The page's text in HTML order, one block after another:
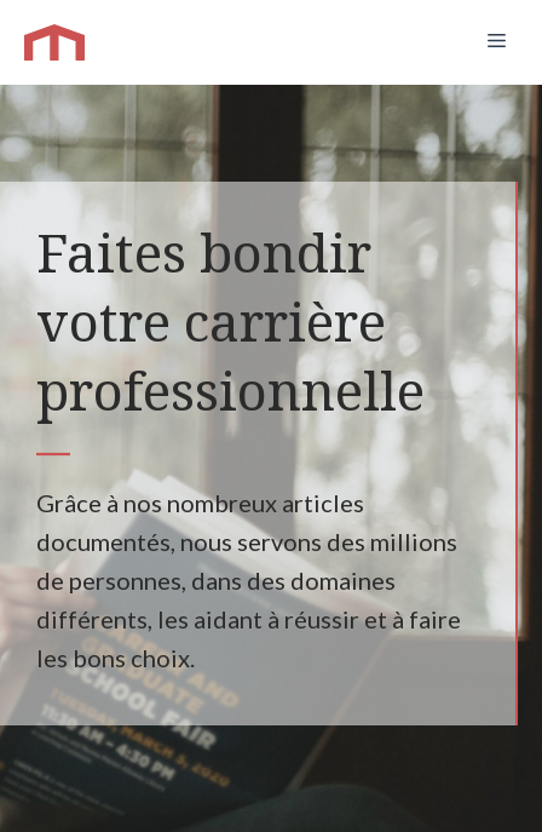
contenu
Faites bondir
votre carrière
professionnelle
Grâce à nos nombreux articles
documentés, nous servons des millions
de personnes, dans des domaines
différents, les aidant à réussir et à faire
les bons choix.